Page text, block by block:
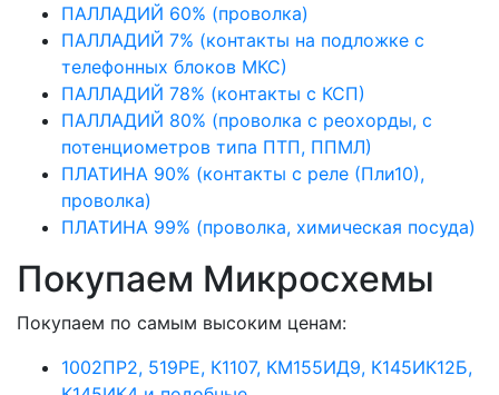
ПАЛЛАДИЙ 60% (проволка)
ПАЛЛАДИЙ 7% (контакты на подложке с
телефонных блоков МКС)
ПАЛЛАДИЙ 78% (контакты с КСП)
ПАЛЛАДИЙ 80% (проволка с реохорды, с
потенциометров типа ПТП, ППМЛ)
ПЛАТИНА 90% (контакты с реле (Пли10),
проволка)
ПЛАТИНА 99% (проволка, химическая посуда)
Покупаем Микросхемы
Покупаем по самым высоким ценам:
1002ПР2, 519РЕ, К1107, КМ155ИД9, К145ИК12Б,